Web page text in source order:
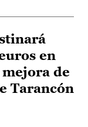
en
de
Tarancón